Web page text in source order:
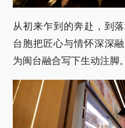
从初来乍到的奔赴，到
台胞把匠心与情怀深深
为闽台融合写下生动注脚。